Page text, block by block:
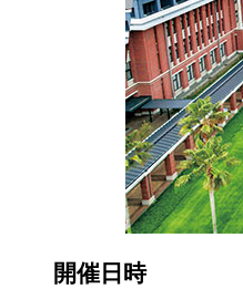
開催日時